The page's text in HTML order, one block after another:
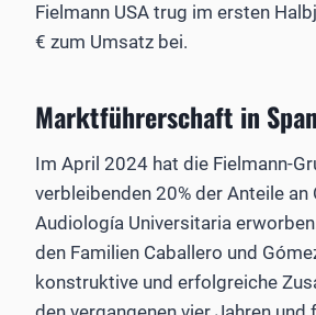
Fielmann USA trug im ersten
€ zum Umsatz bei.
Marktführerschaft in
Im April 2024 hat die Fielmann-
verbleibenden 20% der Anteile an
Audiología Universitaria
den Familien Caballero und
konstruktive und erfolgreiche